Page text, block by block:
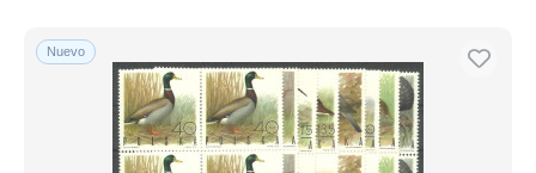
Nuevo